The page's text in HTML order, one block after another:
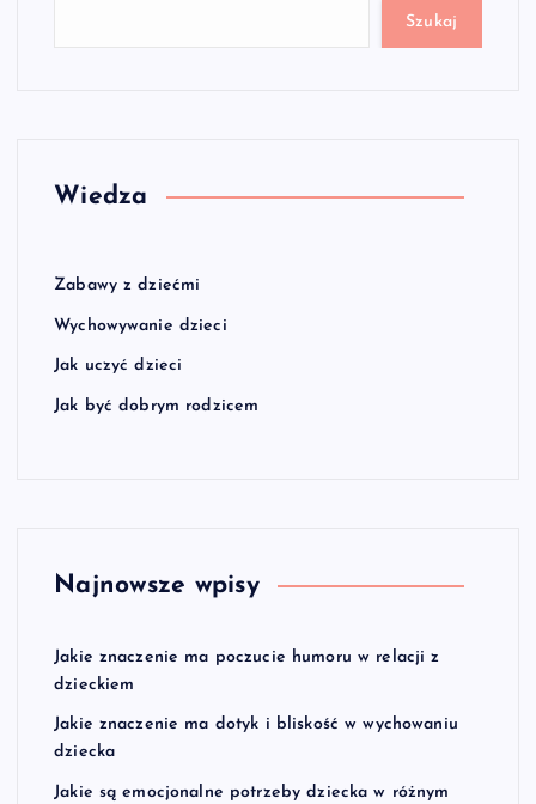
Szukaj
Wiedza
Zabawy z dziećmi
Wychowywanie dzieci
Jak uczyć dzieci
Jak być dobrym rodzicem
Najnowsze wpisy
Jakie znaczenie ma poczucie humoru w relacji z
dzieckiem
Jakie znaczenie ma dotyk i bliskość w wychowaniu
dziecka
Jakie są emocjonalne potrzeby dziecka w różnym